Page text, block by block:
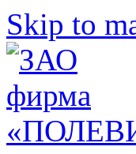
Skip to